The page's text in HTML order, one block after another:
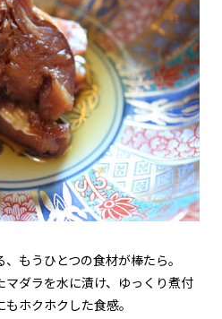
もうひとつの食材が棒たら。
ダラを水に漬け、ゆっくり煮付
ホクホクした食感。